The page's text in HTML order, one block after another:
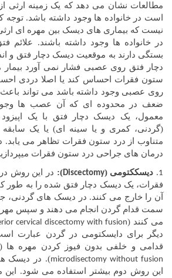
مطالعات نشان می دهد که یک زمینه ارثی
است در خانواده ها وجود داشته باشد. توجه
نیست که بیماری های دیسک بین مهره ای
در خانواده ها وجود داشته باشند. علائم
بستگی دارند به موقعیت دیسک دچار فتق و
دچار فتق روی عصبی فشار نمی آورد
ستون فقرات احساس کند یا اصلا دردی
روی عصبی وجود داشته باشد می تواند باعث
ضعف در محدوده ای که آن عصب ها
معمول، یک دیسک دچار فتق با یک
(گردنی، کمری و یا سینه ای) یا یک سابقه
متناوب از درد ستون فقرات تظاهر می یابد.
درمان های جراحی درد ستون فقرات
1
. دیسککتومی (Discectomy
): در این روش
فقرات، یک دیسک دچار فتق شده را به طور
آن را خارج می کنند. در دیسک های گردنی،
سمت قدام گردن انجام می دهند و سپس مهره
می کنند (cervical discectomy with fusion
دیگر برای دایسکتومی در گردن عبارت
قدامی و خلفی بدون فیوز کردن مهره ها
microdisectomy without fusion). در دیسک
این روش دوم بیشتر استفاده می شود.